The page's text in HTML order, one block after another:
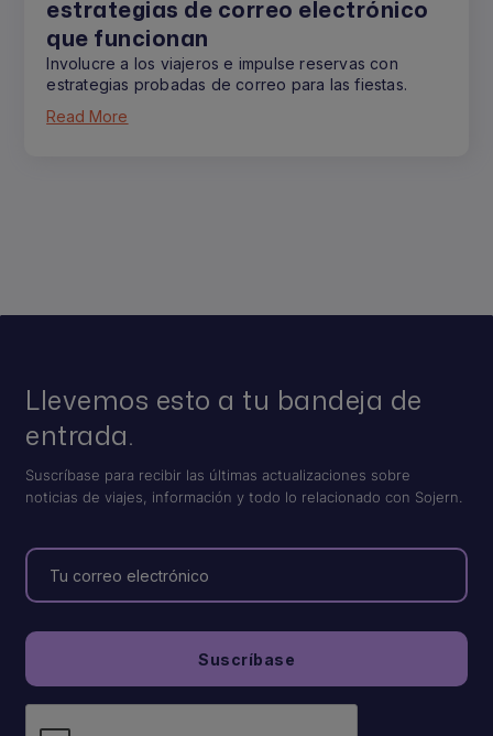
estrategias de correo electrónico
que funcionan
Involucre a los viajeros e impulse reservas con
estrategias probadas de correo para las fiestas.
Read More
Llevemos esto a tu bandeja de
entrada.
Suscríbase para recibir las últimas actualizaciones sobre
noticias de viajes, información y todo lo relacionado con Sojern.